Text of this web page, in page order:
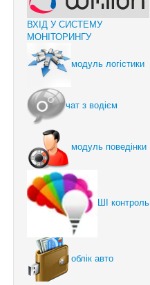
ВХІД У СИСТЕМУ
МОНІТОРИНГУ
модуль логістики
чат з водієм
модуль поведінки
ШІ контроль
облік авто